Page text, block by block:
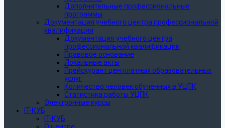
Дополнительные профессиональные
программы
Документация учебного центра профессиональной
квалификации
Документация учебного центра
профессиональной квалификации
Правовое основание
Локальные акты
Прейскурант цен платных образовательных
услуг
Количество человек обученных в УЦПК
Статистика работы УЦПК
Электронные курсы
IT-КУБ
IT-КУБ